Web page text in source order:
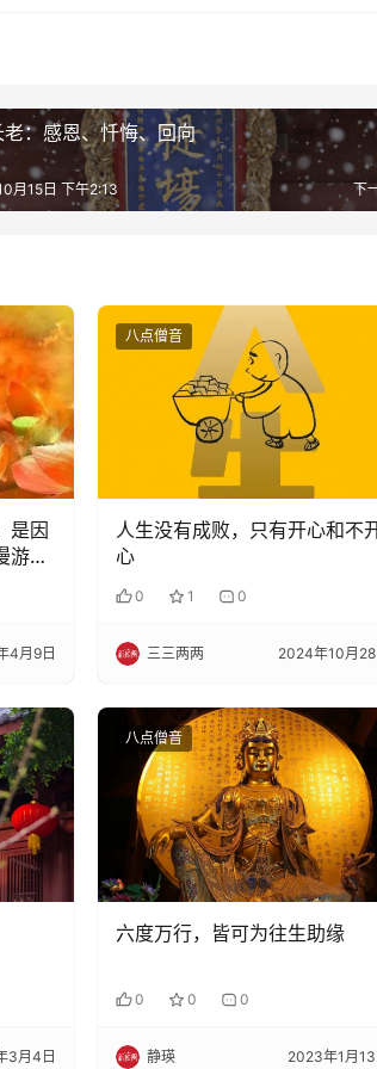
：感恩、忏悔、回向
下
月15日 下午2:13
是因
游迟
4月9日
八点僧音
人生没有成败，只有开心和不
心
0 1 0
三三两两 2024年10月
3月4日
八点僧音
六度万行，皆可为往生助缘
0 0 0
静瑛 2023年1月